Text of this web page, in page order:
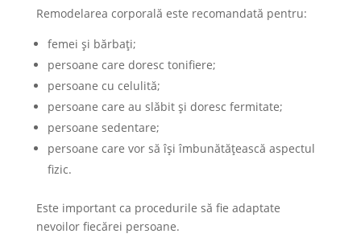
Remodelarea corporală este recomandată pentru:
femei și bărbați;
persoane care doresc tonifiere;
persoane cu celulită;
persoane care au slăbit și doresc fermitate;
persoane sedentare;
persoane care vor să își îmbunătățească aspectul
fizic.
Este important ca procedurile să fie adaptate
nevoilor fiecărei persoane.